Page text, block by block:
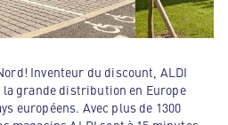
Inventeur du discount, ALDI
grande distribution en Europe
européens. Avec plus de 1300